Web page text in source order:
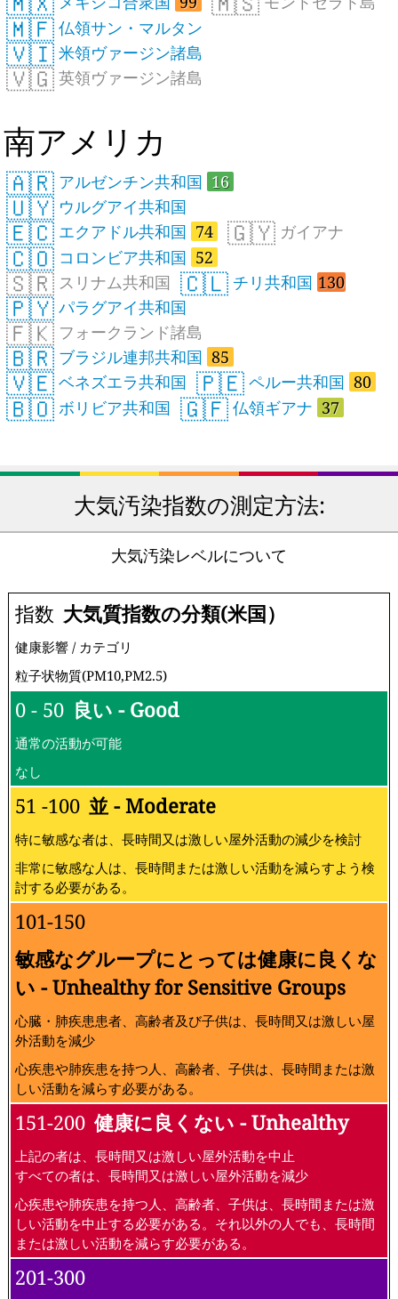
🇲🇫 仏領サン・マルタン
🇻🇮 米領ヴァージン諸島
🇻🇬 英領ヴァージン諸島
南アメリカ
🇦🇷 アルゼンチン共和国 16
🇺🇾 ウルグアイ共和国
🇪🇨 エクアドル共和国 74 🇬🇾 ガイアナ
🇨🇴 コロンビア共和国 52
🇸🇷 スリナム共和国 🇨🇱 チリ共和国 130
🇵🇾 パラグアイ共和国
🇫🇰 フォークランド諸島
🇧🇷 ブラジル連邦共和国 85
🇻🇪 ベネズエラ共和国 🇵🇪 ペルー共和国 80
🇧🇴 ボリビア共和国 🇬🇫 仏領ギアナ 37
大気汚染指数の測定方法:
大気汚染レベルについて
指数 大気質指数の分類(米国）
健康影響 / カテゴリ
粒子状物質(PM10,PM2.5)
0 - 50 良い - Good
通常の活動が可能
なし
51 -100 並 - Moderate
特に敏感な者は、長時間又は激しい屋外活動の減少を検討
非常に敏感な人は、長時間または激しい活動を減らすよう検
討する必要がある。
101-150
敏感なグループにとっては健康に良くな
い - Unhealthy for Sensitive Groups
心臓・肺疾患患者、高齢者及び子供は、長時間又は激しい屋
外活動を減少
心疾患や肺疾患を持つ人、高齢者、子供は、長時間または激
しい活動を減らす必要がある。
151-200 健康に良くない - Unhealthy
上記の者は、長時間又は激しい屋外活動を中止
すべての者は、長時間又は激しい屋外活動を減少
心疾患や肺疾患を持つ人、高齢者、子供は、長時間または激
しい活動を中止する必要がある。それ以外の人でも、長時間
または激しい活動を減らす必要がある。
201-300